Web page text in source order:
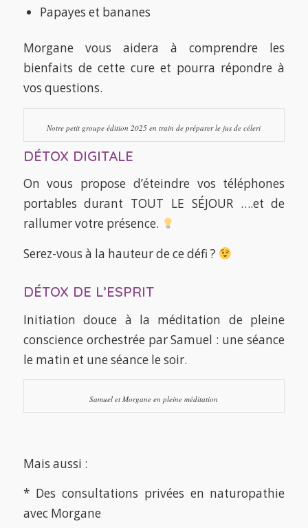
Papayes et bananes
Morgane vous aidera à comprendre les
bienfaits de cette cure et pourra répondre à
vos questions.
Notre petit groupe édition 2025 en train de préparer le jus de céleri
DÉTOX DIGITALE
On vous propose d’éteindre vos téléphones
portables durant TOUT LE SÉJOUR ….et de
rallumer votre présence.
Serez-vous à la hauteur de ce défi ?
DÉTOX DE L’ESPRIT
Initiation douce à la méditation de pleine
conscience orchestrée par Samuel : une séance
le matin et une séance le soir.
Samuel et Morgane en pleine méditation
Mais aussi :
* Des consultations privées en naturopathie
avec Morgane